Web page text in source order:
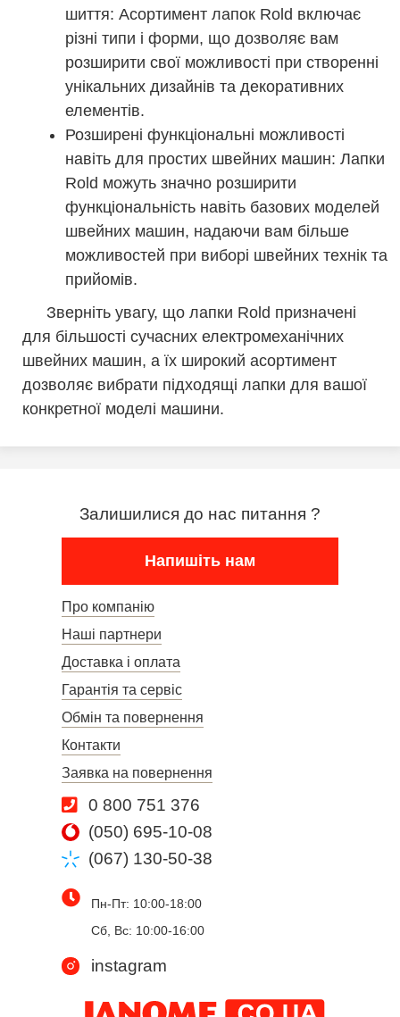
шиття: Асортимент лапок Rold включає
різні типи і форми, що дозволяє вам
розширити свої можливості при створенні
унікальних дизайнів та декоративних
елементів.
Розширені функціональні можливості
навіть для простих швейних машин: Лапки
Rold можуть значно розширити
функціональність навіть базових моделей
швейних машин, надаючи вам більше
можливостей при виборі швейних технік та
прийомів.
Зверніть увагу, що лапки Rold призначені
для більшості сучасних електромеханічних
швейних машин, а їх широкий асортимент
дозволяє вибрати підходящі лапки для вашої
конкретної моделі машини.
Залишилися до нас питання ?
Напишіть нам
Про компанію
Наші партнери
Доставка і оплата
Гарантія та сервіс
Обмін та повернення
Контакти
Заявка на повернення
0 800 751 376
(050) 695-10-08
(067) 130-50-38
Пн-Пт: 10:00-18:00
Сб, Вс: 10:00-16:00
instagram